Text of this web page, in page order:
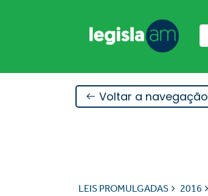
Voltar a navegação
LEIS PROMULGADAS 2016